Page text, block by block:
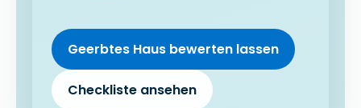
Geerbtes Haus bewerten lassen
Checkliste ansehen